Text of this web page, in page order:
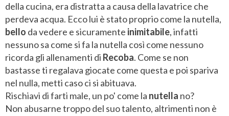
della cucina, era distratta a causa della lavatrice che
perdeva acqua. Ecco lui è stato proprio come la nutella,
bello da vedere e sicuramente inimitabile, infatti
nessuno sa come si fa la nutella così come nessuno
ricorda gli allenamenti di Recoba. Come se non
bastasse ti regalava giocate come questa e poi spariva
nel nulla, metti caso ci si abituava.
Rischiavi di farti male, un po' come la nutella no?
Non abusarne troppo del suo talento, altrimenti non è